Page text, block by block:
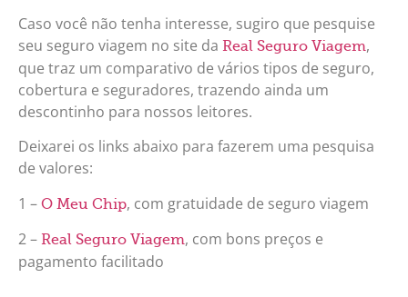
Caso você não tenha interesse, sugiro que pesquise
seu seguro viagem no site da Real Seguro Viagem,
que traz um comparativo de vários tipos de seguro,
cobertura e seguradores, trazendo ainda um
descontinho para nossos leitores.
Deixarei os links abaixo para fazerem uma pesquisa
de valores:
1 – O Meu Chip, com gratuidade de seguro viagem
2 – Real Seguro Viagem, com bons preços e
pagamento facilitado